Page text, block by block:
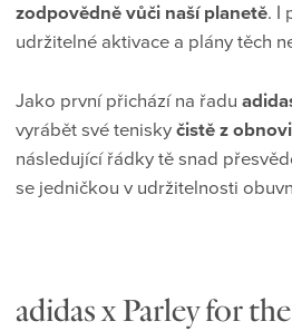
zodpovědně vůči naší planetě. I
udržitelné aktivace a plány těch
Jako první přichází na řadu
vyrábět své teniskyčistě z
následující řádky tě snad
se jedničkou v udržitelnosti
adidas x Parley for